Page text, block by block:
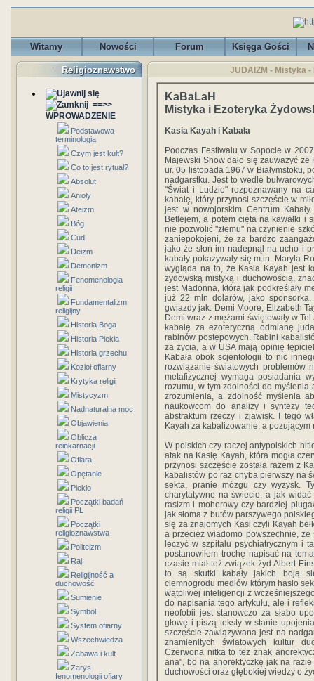
Witamy Nowości Forum Księga Gości
Religioznawstwo
==>>
WPROWADZENIE
Podstawowa
terminologia
Czym jest kult?
Co to jest rytuał?
Absolut
Anioły
Ateizm
Bóg
Cud
Deizm
Demonizm
Fenomenologia
religii
Fundamentalizm
religijny
Historia Boga
Historia Piekła
Historia grzechu
Kozioł ofiarny
Krytyka religii
Mistycyzm
Nadnaturalna moc
Objawienia
Oblicza
reinkarnacji
Ofiara
Opętanie
Piekło
Początki badań
religii PL
Początki
religioznawstwa
Politeizm
Raj
Religijność a
duchowość
Sumienie
Symbol
System ofiarny
Wszechwiedza
Zabawa i kult
Zarys
fenomenologii ofiary
JUDAIZM - Mistyka
KaBaLaH
Mistyka i Ezoteryka
Kasia Kayah i Kabała
Podczas Festiwalu w Sopocie w
Majewski Show dało się zauważyć
ur. 05 listopada 1967 w Białymstoku,
nadgarstku. Jest to wedle
"Świat i Ludzie" rozpoznawany na
kabałę, który przynosi szczęście w
jest w nowojorskim Centrum
Betlejem, a potem cięta na kawałki i
nie pozwolić "złemu" na czynienie
zaniepokojeni, że za bardzo
jako że słoń im nadepnął na ucho i
kabały pokazywały się m.in. Maryla
wygląda na to, że Kasia Kayah jest
żydowską mistyką i duchowością,
jest Madonna, która jak podkreślały
już 22 mln dolarów, jako
gwiazdy jak: Demi Moore, Elizabeth
Demi wraz z mężami świętowały w
kabałę za ezoteryczną odmianę
rabinów postępowych. Rabini
za życia, a w USA mają opinię
Kabała obok scjentologii to nic
rozwiązanie światowych problemów
metafizycznej wymaga posiadania
rozumu, w tym zdolności do myślenia
zrozumienia, a zdolność myślenia
naukowcom do analizy i syntezy
abstraktum rzeczy i zjawisk. I tego
Kayah za kabalizowanie, a
W polskich czy raczej antypolskich
atak na Kasię Kayah, która mogła
przynosi szczęście została razem z
kabalistów po raz chyba pierwszy na
sekta, pranie mózgu czy wyzysk.
charytatywne na świecie, a jak
rasizm i moherowy czy bardziej
jak słoma z butów parszywego
się za znajomych Kasi czyli Kayah
a przecież wiadomo powszechnie,
leczyć w szpitalu psychiatrycznym i
postanowiłem trochę napisać na
czasie miał też związek żyd Albert
to są skutki kabały jakich boją
ciemnogrodu mediów którym hasło
wątpliwej inteligencji z
do napisania tego artykułu, ale i
neofobii jest stanowczo za słabo
głowę i piszą teksty w stanie
szczęście zawiązywana jest na
znamienitych światowych kultur
Czerwona nitka to też znak
ana", bo na anorektyczkę jak na
duchowości oraz głębokiej wiedzy o